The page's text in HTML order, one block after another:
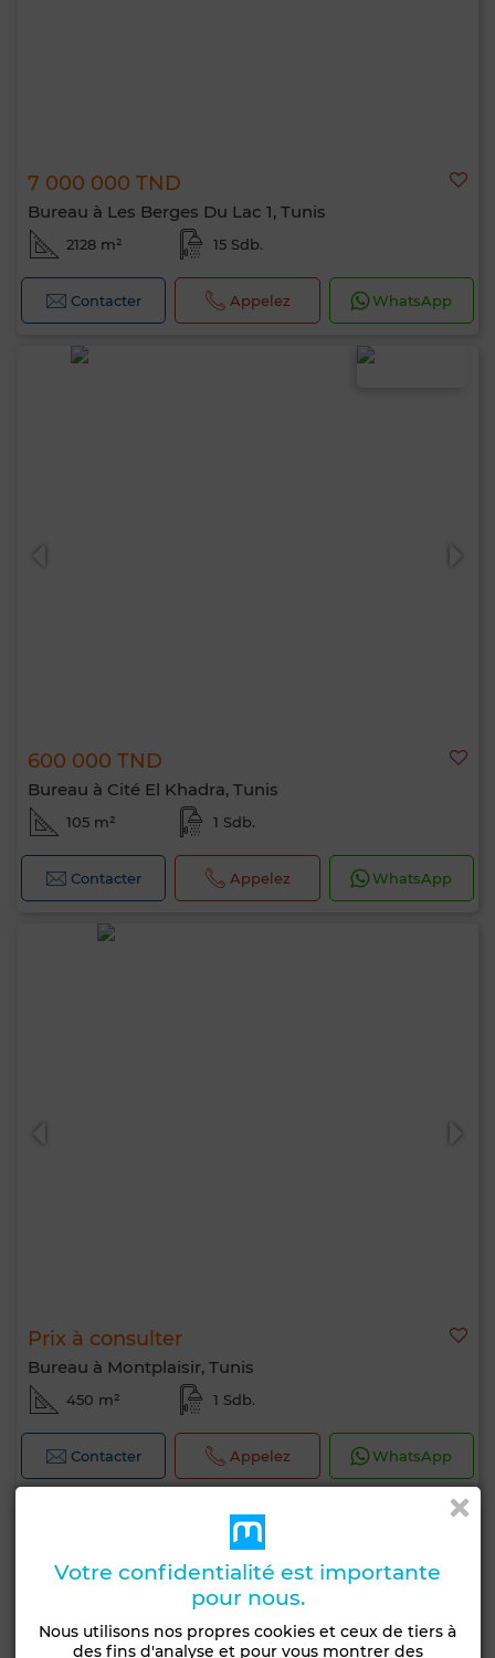
7 000 000 TND
Bureau à Les Berges Du Lac 1, Tunis
2128 m² 15 Sdb.
Contacter Appelez WhatsApp
600 000 TND
Bureau à Cité El Khadra, Tunis
105 m² 1 Sdb.
Contacter Appelez WhatsApp
Prix à consulter
Bureau à Montplaisir, Tunis
450 m² 1 Sdb.
Contacter Appelez WhatsApp
Votre confidentialité est importante
pour nous.
Nous utilisons nos propres cookies et ceux de tiers à
des fins d'analyse et pour vous montrer des